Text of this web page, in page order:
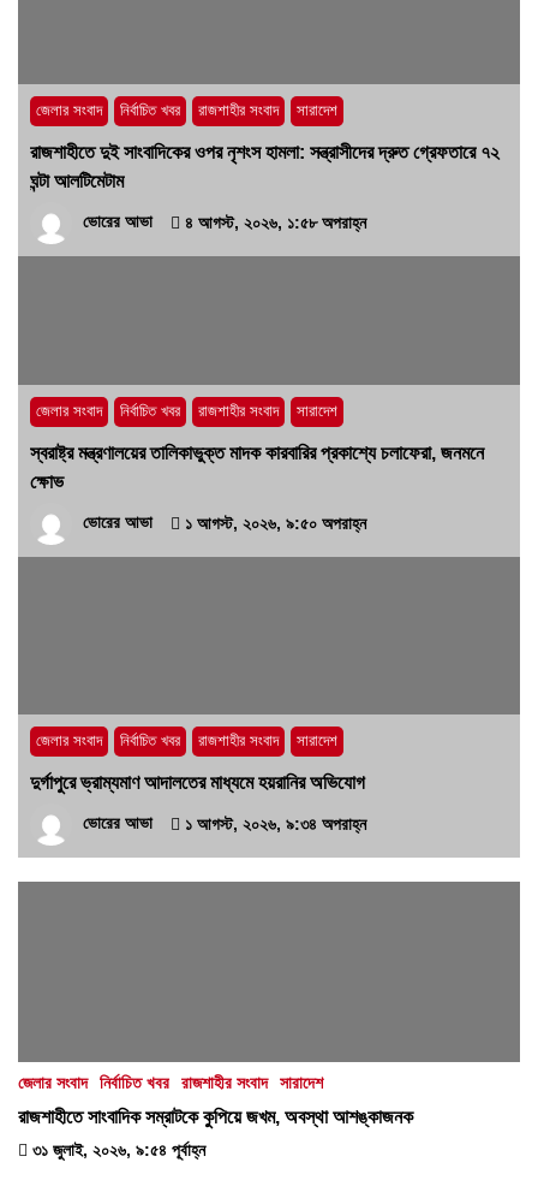
জেলার সংবাদ নির্বাচিত খবর রাজশাহীর সংবাদ সারাদেশ
রাজশাহীতে দুই সাংবাদিকের ওপর নৃশংস হামলা: সন্ত্রাসীদের দ্রুত গ্রেফতারে ৭২
ঘন্টা আলটিমেটাম
ভোরের আভা ৪ আগস্ট, ২০২৬, ১:৫৮ অপরাহ্ন
জেলার সংবাদ নির্বাচিত খবর রাজশাহীর সংবাদ সারাদেশ
স্বরাষ্ট্র মন্ত্রণালয়ের তালিকাভুক্ত মাদক কারবারির প্রকাশ্যে চলাফেরা, জনমনে
ক্ষোভ
ভোরের আভা ১ আগস্ট, ২০২৬, ৯:৫০ অপরাহ্ন
জেলার সংবাদ নির্বাচিত খবর রাজশাহীর সংবাদ সারাদেশ
দুর্গাপুরে ভ্রাম্যমাণ আদালতের মাধ্যমে হয়রানির অভিযোগ
ভোরের আভা ১ আগস্ট, ২০২৬, ৯:৩৪ অপরাহ্ন
জেলার সংবাদ নির্বাচিত খবর রাজশাহীর সংবাদ সারাদেশ
রাজশাহীতে সাংবাদিক সম্রাটকে কুপিয়ে জখম, অবস্থা আশঙ্কাজনক
৩১ জুলাই, ২০২৬, ৯:৫৪ পূর্বাহ্ন